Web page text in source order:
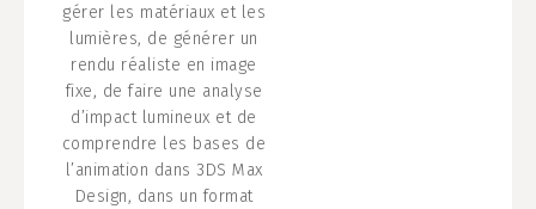
gérer les matériaux et les
lumières, de générer un
rendu réaliste en image
fixe, de faire une analyse
d’impact lumineux et de
comprendre les bases de
l’animation dans 3DS Max
Design, dans un format